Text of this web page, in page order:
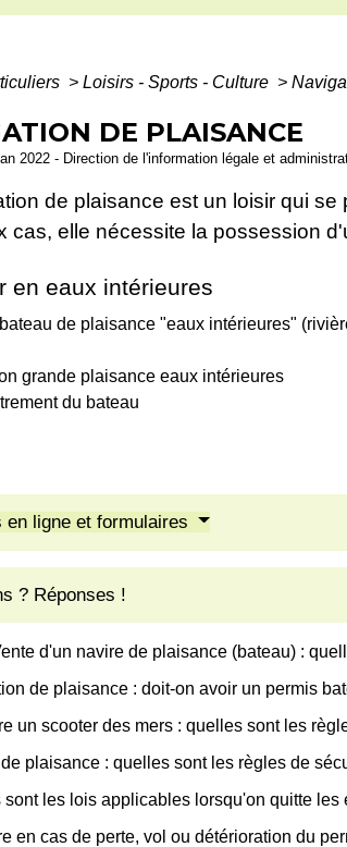
> Loisirs - Sports - Culture >
DE PLAISANCE
2022 - Direction de l'information légale et
de plaisance est un loisir qui
cas, elle nécessite la possession
en eaux intérieures
de plaisance "eaux intérieures"
grande plaisance eaux intérieures
du bateau
en ligne et formulaires
? Réponses !
d'un navire de plaisance (bateau) :
de plaisance : doit-on avoir un permis
un scooter des mers : quelles sont les
plaisance : quelles sont les règles de
sont les lois applicables lorsqu'on quitte les
en cas de perte, vol ou détérioration du